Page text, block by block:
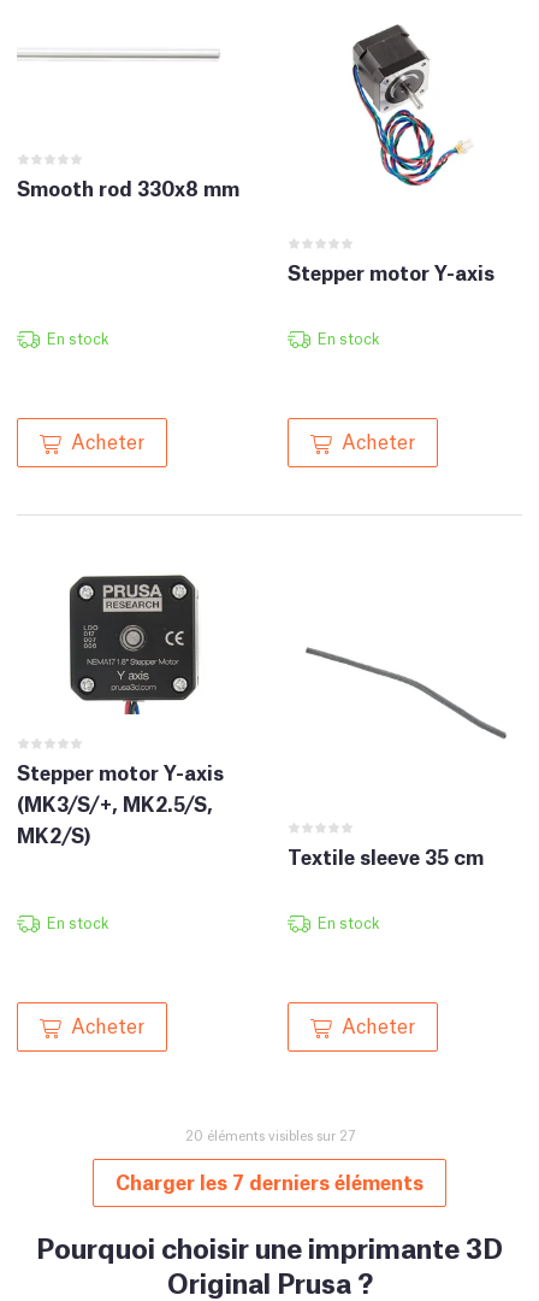
Smooth rod 330x8 mm
En stock
Acheter
Stepper motor Y-axis
En stock
Acheter
Stepper motor Y-axis
(MK3/S/+, MK2.5/S,
MK2/S)
En stock
Acheter
Textile sleeve 35 cm
En stock
Acheter
20 éléments visibles sur 27
Charger les 7 derniers éléments
Pourquoi choisir une imprimante 3D
Original Prusa ?